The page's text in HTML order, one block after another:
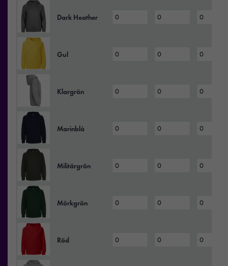
Dark Heather
Gul
Klargrön
Marinblå
Militärgrön
Mörkgrön
Röd